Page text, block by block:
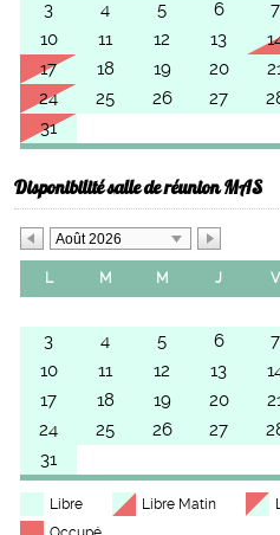
3
4 5 6 7
10
11 12 13
17
18 19 20
24
25 26 27
31
Disponibilité salle de réunion MAS
Août 2026
L M M J V
3
4 5 6 7
10
11 12 13
17
18 19 20
24
25 26 27
31
Libre Libre Matin